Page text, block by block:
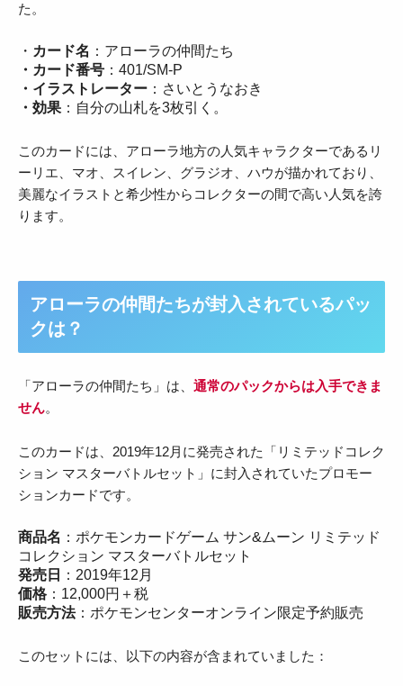
た。
・ カード名 ：アローラの仲間たち
・カード番号 ：401/SM-P
・イラストレーター ：さいとうなおき
・効果 ：自分の山札を3枚引く。
このカードには、アローラ地方の人気キャラクターであるリ
ーリエ、マオ、スイレン、グラジオ、ハウが描かれており、
美麗なイラストと希少性からコレクターの間で高い人気を誇
ります。
アローラの仲間たちが封入されているパッ
クは？
「アローラの仲間たち」は、 通常のパックからは入手できま
せん。
このカードは、2019年12月に発売された「リミテッドコレク
ション マスターバトルセット」に封入されていたプロモー
ションカードです。
商品名 ：ポケモンカードゲーム サン&ムーン リミテッド
コレクション マスターバトルセット
発売日
：2019年12月
価格 ：12,000円＋税
販売方法：ポケモンセンターオンライン限定予約販売
このセットには、以下の内容が含まれていました：